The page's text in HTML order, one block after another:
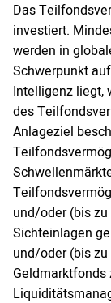
Das
investiert.
werden in
Schwerpunkt
Intelligenz liegt,
des
Anlageziel
und/oder (bis
Sichteinlagen
und/oder (bis